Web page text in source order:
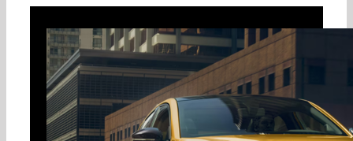
PEUGEOT OCCASIONI
L’USATO CHE TI SORPRENDE SEMPRE